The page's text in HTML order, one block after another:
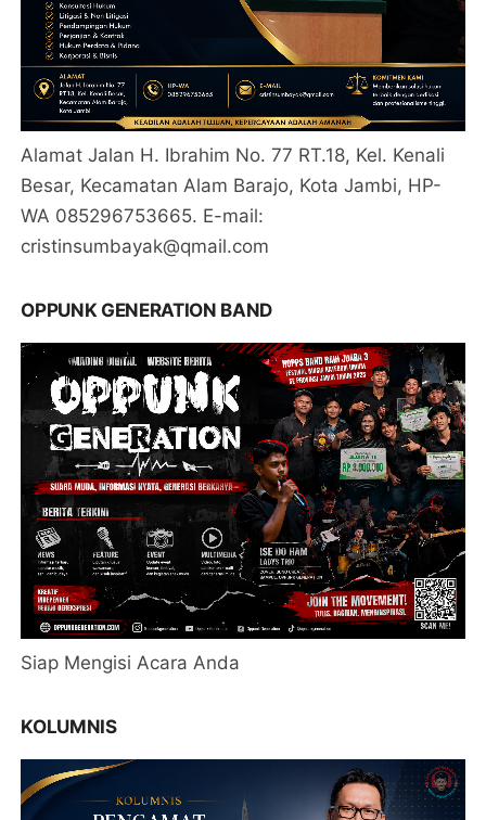
Alamat Jalan H. Ibrahim No. 77 RT.18, Kel. Kenali
Besar, Kecamatan Alam Barajo, Kota Jambi, HP-
WA 085296753665. E-mail:
cristinsumbayak@qmail.com
OPPUNK GENERATION BAND
Siap Mengisi Acara Anda
KOLUMNIS